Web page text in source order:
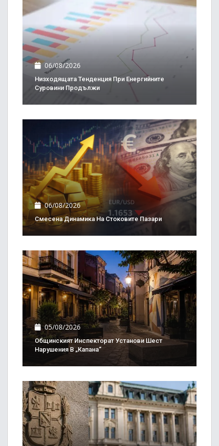
06/08/2026
Низходящата Тенденция При Енергийните
Суровини Продължи
06/08/2026
Смесена Динамика На Стоковите Пазари
05/08/2026
Общинският Инспекторат Установи Шест
Нарушения В „Капана“